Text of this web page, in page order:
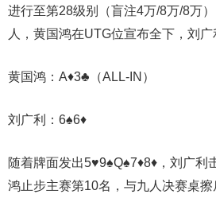
进行至第28级别（盲注4万/8万/8万
人，黄国鸿在UTG位宣布全下，刘广
黄国鸿：A♦️3♣️（ALL-IN）
刘广利：6♠️6♦️
随着牌面发出5♥️9♠️Q♠️7♦️8♦️，刘广利
鸿止步主赛第10名，与九人决赛桌擦